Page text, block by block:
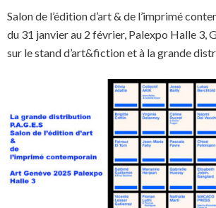
Salon de l’édition d’art & de l’imprimé
du 31 janvier au 2 février, Palexpo Halle 3,
sur le stand d’art&fiction et à la grande